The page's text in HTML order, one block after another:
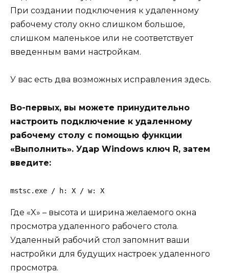
При создании подключения к удаленному
рабочему столу окно слишком большое,
слишком маленькое или не соответствует
введенным вами настройкам.
У вас есть два возможных исправления здесь.
Во-первых, вы можете принудительно
настроить подключение к удаленному
рабочему столу с помощью функции
«Выполнить». Удар Windows ключ R, затем
введите:
mstsc.exe / h: X / w: X
Где «X» – высота и ширина желаемого окна
просмотра удаленного рабочего стола.
Удаленный рабочий стол запомнит ваши
настройки для будущих настроек удаленного
просмотра.